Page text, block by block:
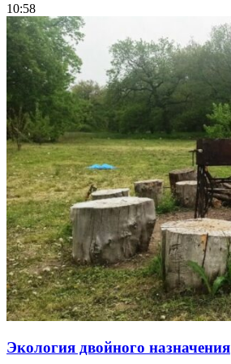
10:58
Экология двойного назначения